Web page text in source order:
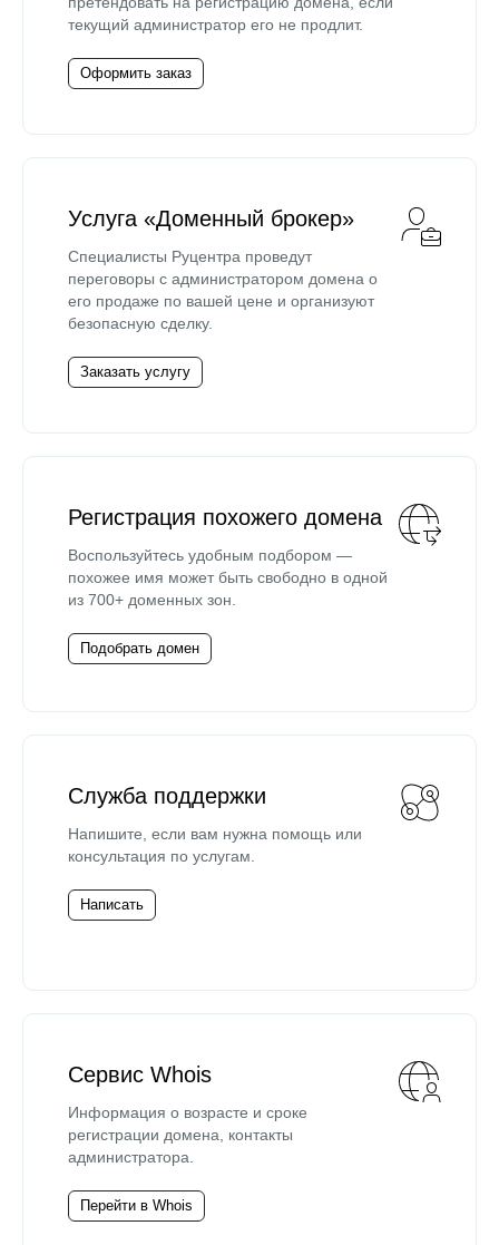
текущий администратор его не продлит.
Оформить заказ
Услуга «Доменный брокер»
Специалисты Руцентра проведут
переговоры с администратором домена о
его продаже по вашей цене и организуют
безопасную сделку.
Заказать услугу
Регистрация похожего домена
Воспользуйтесь удобным подбором —
похожее имя может быть свободно в одной
из 700+ доменных зон.
Подобрать домен
Служба поддержки
Напишите, если вам нужна помощь или
консультация по услугам.
Написать
Сервис Whois
Информация о возрасте и сроке
регистрации домена, контакты
администратора.
Перейти в Whois